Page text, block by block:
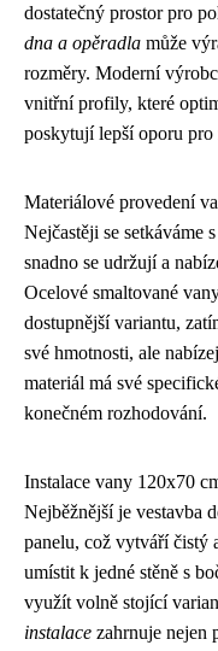
dostatečný prostor pro
dna a opěradla může
rozměry. Moderní
vnitřní profily, které
poskytují lepší oporu pro
Materiálové provedení
Nejčastěji se setkáváme s
snadno se udržují a
Ocelové smaltované
dostupnější variantu,
své hmotnosti, ale
materiál má své
konečném rozhodování.
Instalace vany 120x70
Nejběžnější je vestavba
panelu, což vytváří čistý
umístit k jedné stěně s
využít volně stojící
instalace zahrnuje nejen